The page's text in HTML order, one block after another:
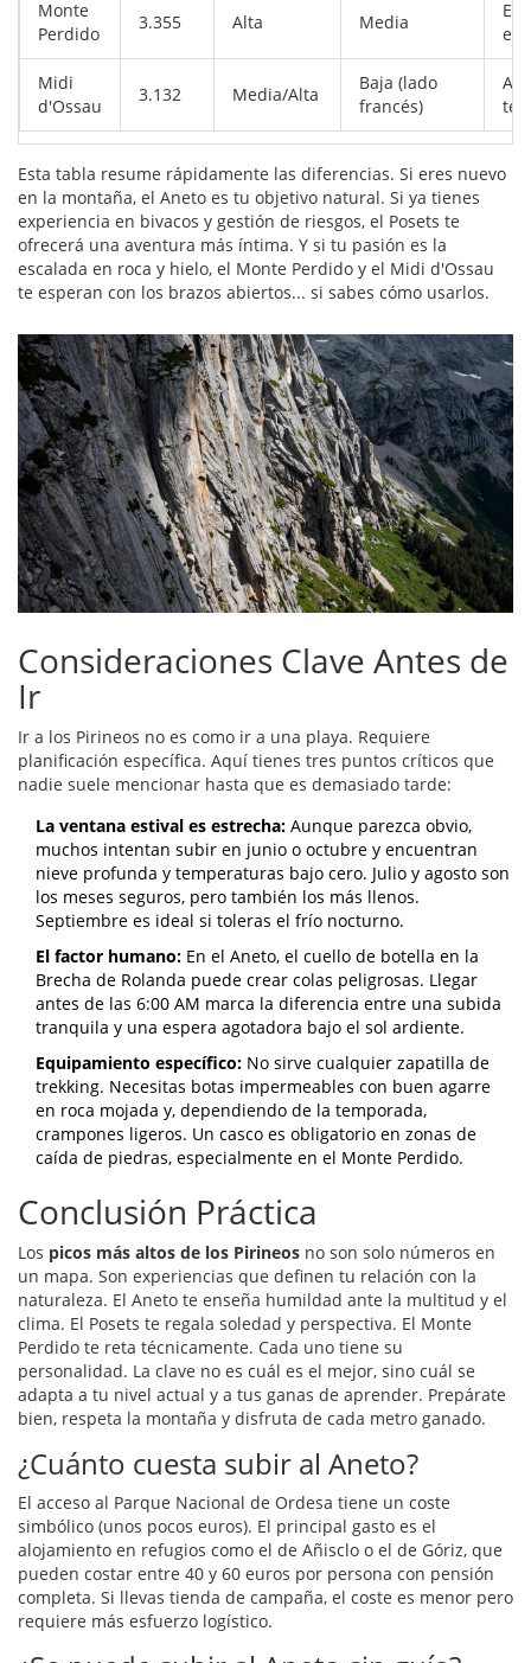
Monte
Perdido
3.355 Alta Media
Midi
d'Ossau
3.132 Media/Alta
Baja (lado
francés)
Esta tabla resume rápidamente las diferencias. Si eres nuevo
en la montaña, el Aneto es tu objetivo natural. Si ya tienes
experiencia en bivacos y gestión de riesgos, el Posets te
ofrecerá una aventura más íntima. Y si tu pasión es la
escalada en roca y hielo, el Monte Perdido y el Midi d'Ossau
te esperan con los brazos abiertos... si sabes cómo usarlos.
Consideraciones Clave Antes de
Ir
Ir a los Pirineos no es como ir a una playa. Requiere
planificación específica. Aquí tienes tres puntos críticos que
nadie suele mencionar hasta que es demasiado tarde:
La ventana estival es estrecha: Aunque parezca obvio,
muchos intentan subir en junio o octubre y encuentran
nieve profunda y temperaturas bajo cero. Julio y agosto son
los meses seguros, pero también los más llenos.
Septiembre es ideal si toleras el frío nocturno.
El factor humano: En el Aneto, el cuello de botella en la
Brecha de Rolanda puede crear colas peligrosas. Llegar
antes de las 6:00 AM marca la diferencia entre una subida
tranquila y una espera agotadora bajo el sol ardiente.
Equipamiento específico: No sirve cualquier zapatilla de
trekking. Necesitas botas impermeables con buen agarre
en roca mojada y, dependiendo de la temporada,
crampones ligeros. Un casco es obligatorio en zonas de
caída de piedras, especialmente en el Monte Perdido.
Conclusión Práctica
Los picos más altos de los Pirineos no son solo números en
un mapa. Son experiencias que definen tu relación con la
naturaleza. El Aneto te enseña humildad ante la multitud y el
clima. El Posets te regala soledad y perspectiva. El Monte
Perdido te reta técnicamente. Cada uno tiene su
personalidad. La clave no es cuál es el mejor, sino cuál se
adapta a tu nivel actual y a tus ganas de aprender. Prepárate
bien, respeta la montaña y disfruta de cada metro ganado.
¿Cuánto cuesta subir al Aneto?
El acceso al Parque Nacional de Ordesa tiene un coste
simbólico (unos pocos euros). El principal gasto es el
alojamiento en refugios como el de Añisclo o el de Góriz, que
pueden costar entre 40 y 60 euros por persona con pensión
completa. Si llevas tienda de campaña, el coste es menor pero
requiere más esfuerzo logístico.